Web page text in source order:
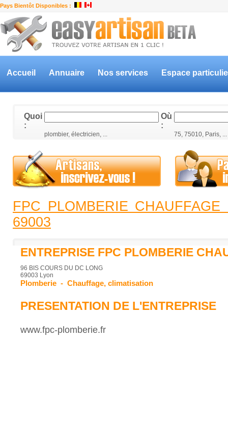
Pays Bientôt Disponibles :
Accueil Annuaire Nos services Espace
Quoi
:
Où
:
plombier, électricien, ... 75, 75010, Paris, ...
FPC PLOMBERIE CHAUFFAGE
69003
ENTREPRISE FPC PLOMBERIE
96 BIS COURS DU DC LONG
69003 Lyon
Plomberie - Chauffage, climatisation
PRESENTATION DE L'ENTREPRISE
www.fpc-plomberie.fr